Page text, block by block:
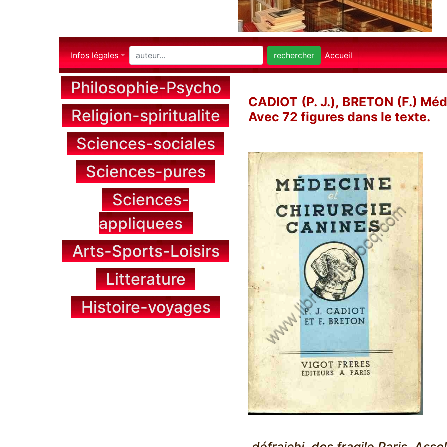
Infos légales rechercher Accueil
Philosophie-Psycho
Religion-spiritualite
Sciences-sociales
Sciences-pures
Sciences-
appliquees
Arts-Sports-Loisirs
Litterature
Histoire-voyages
CADIOT (P. J.), BRETON (F.)
Avec 72 figures dans le texte.